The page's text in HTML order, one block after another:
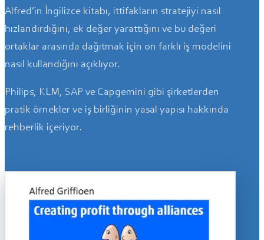
Alfred’in İngilizce kitabı, ittifakların stratejiyi nasıl
hızlandırdığını, ek değer yarattığını ve bu değeri
ortaklar arasında dağıtmak için on farklı iş modelini
nasıl kullandığını açıklıyor.
Philips, KLM, SAP ve Capgemini gibi şirketlerden
pratik örnekler ve iş birliğinin yasal yapısı hakkında
rehberlik içeriyor.